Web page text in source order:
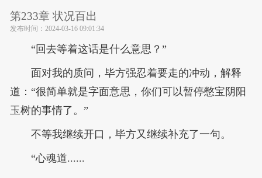
第233章 状况百出
发布时间： 2024-03-16 09:01:34
“回去等着这话是什么意思？”
面对我的质问，毕方强忍着要走的冲动，解释
道：“很简单就是字面意思，你们可以暂停憋宝阴阳
玉树的事情了。”
不等我继续开口，毕方又继续补充了一句。
“心魂道......